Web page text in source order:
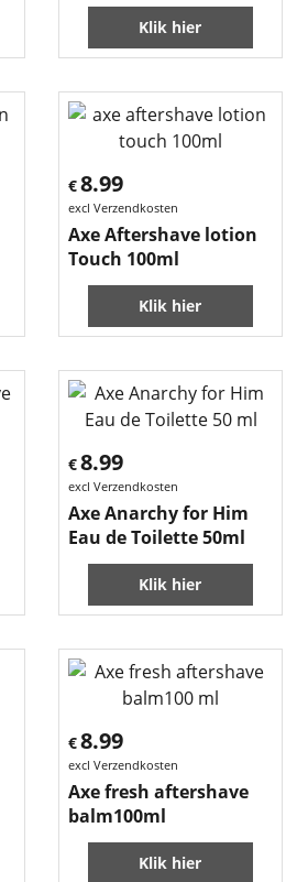
Klik hier
€8.99
excl Verzendkosten
Axe Aftershave lotion
Touch 100ml
Klik hier
€8.99
excl Verzendkosten
Axe Anarchy for Him
Eau de Toilette 50ml
Klik hier
€8.99
excl Verzendkosten
Axe fresh aftershave
balm100ml
Klik hier